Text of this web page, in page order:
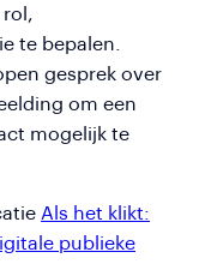
rol,
te bepalen.
gesprek over
om een
mogelijk te
Als het klikt:
publieke